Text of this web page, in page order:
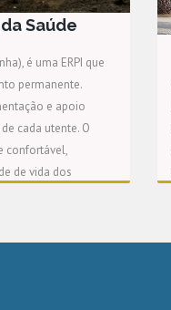
Saúde
é uma ERPI que
permanente.
e apoio
cada utente. O
confortável,
de vida dos